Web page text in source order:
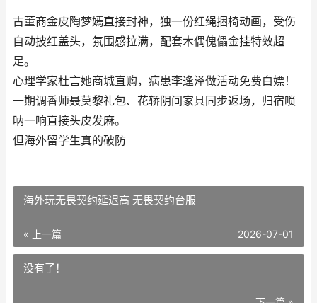
古董商金皮陶梦嫣直接封神，独一份红绳捆椅动画，受伤
自动披红盖头，氛围感拉满，配套木偶傀儡金挂特效超
足。
心理学家杜言她商城直购，病患李逢泽做活动免费白嫖！
一期调香师聂莫黎礼包、花轿阴间家具同步返场，归宿唢
呐一响直接头皮发麻。
但海外留学生真的破防
海外玩无畏契约延迟高 无畏契约台服
« 上一篇 2026-07-01
没有了！